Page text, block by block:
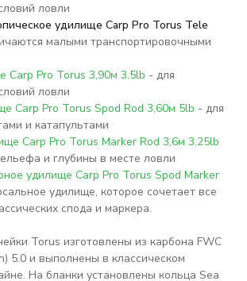
ловли
удилище Carp Pro Torus Tele
малыми транспортировочными
Carp Pro Torus 3,90м 3.5lb - для
ловли
Carp Pro Torus Spod Rod 3,60м 5lb - для
и катапультами
Carp Pro Torus Marker Rod 3,6м 3.25lb
и глубины в месте ловли
удилище Carp Pro Torus Spod Marker
удилище, которое сочетает все
спода и маркера.
Torus изготовлены из карбона FWC
5.0 и выполнены в классическом
На бланки установлены кольца Sea